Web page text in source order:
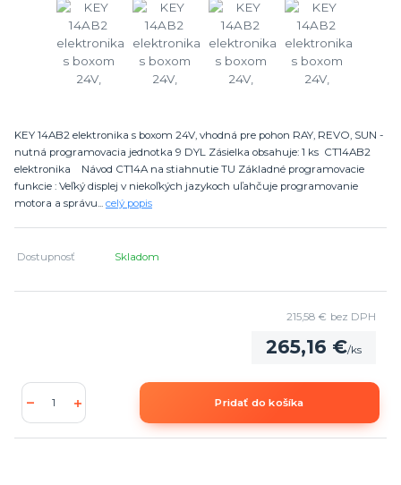
KEY 14AB2 elektronika s boxom 24V, vhodná pre pohon RAY, REVO, SUN -
nutná programovacia jednotka 9 DYL Zásielka obsahuje: 1 ks CT14AB2
elektronika Návod CT14A na stiahnutie TU Základné programovacie
funkcie : Veľký displej v niekoľkých jazykoch uľahčuje programovanie
motora a správu... celý popis
Dostupnosť Skladom
265,16 €/ks
215,58 € bez DPH
Pridať do košíka